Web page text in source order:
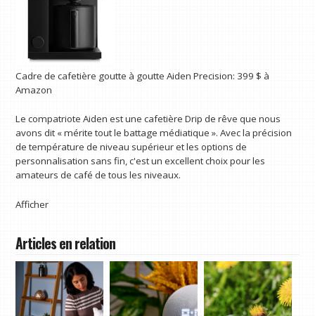
Cadre de cafetière goutte à goutte Aiden Precision: 399 $ à
Amazon
Le compatriote Aiden est une cafetière Drip de rêve que nous
avons dit « mérite tout le battage médiatique ». Avec la précision
de température de niveau supérieur et les options de
personnalisation sans fin, c'est un excellent choix pour les
amateurs de café de tous les niveaux.
Afficher
Articles en relation